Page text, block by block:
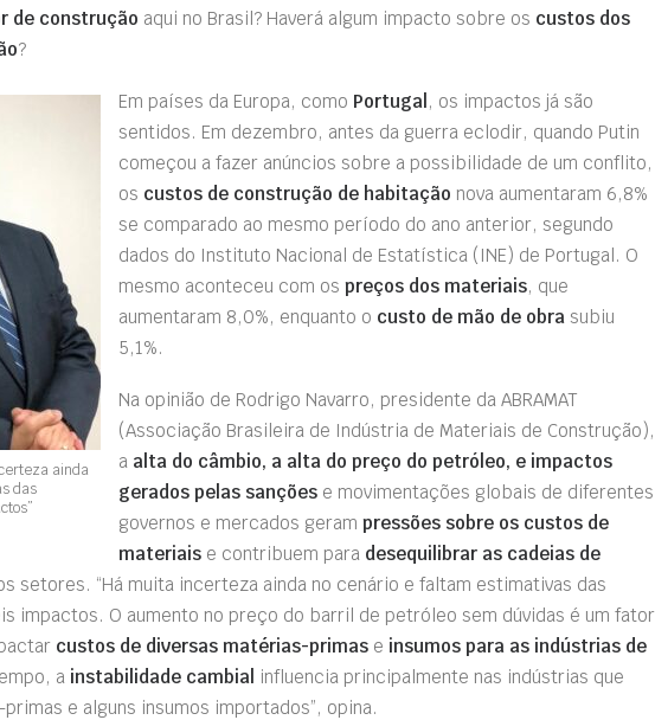
de construção aqui no Brasil? Haverá algum impacto sobre os custos dos
?
ainda
das
Em países da Europa, como Portugal , os impactos já são
sentidos. Em dezembro, antes da guerra eclodir, quando Putin
começou a fazer anúncios sobre a possibilidade de um conflito,
os custos de construção de habitação nova aumentaram 6,8%
se comparado ao mesmo período do ano anterior, segundo
dados do Instituto Nacional de Estatística (INE) de Portugal. O
mesmo aconteceu com os preços dos materiais, que
aumentaram 8,0%, enquanto o custo de mão de obra subiu
5,1%.
Na opinião de Rodrigo Navarro, presidente da ABRAMAT
(Associação Brasileira de Indústria de Materiais de Construção),
a alta do câmbio, a alta do preço do petróleo, e impactos
gerados pelas sanções e movimentações globais de diferentes
governos e mercados geram pressões sobre os custos de
materiais e contribuem para desequilibrar as cadeias de
setores. “Há muita incerteza ainda no cenário e faltam estimativas das
impactos. O aumento no preço do barril de petróleo sem dúvidas é um fator
custos de diversas matérias-primas e insumos para as indústrias de
a instabilidade cambial influencia principalmente nas indústrias que
e alguns insumos importados”, opina.